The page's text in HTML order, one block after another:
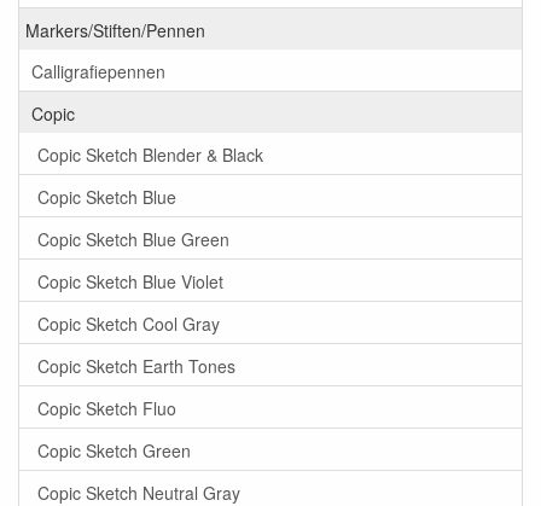
Markers/Stiften/Pennen
Calligrafiepennen
Copic
Copic Sketch Blender & Black
Copic Sketch Blue
Copic Sketch Blue Green
Copic Sketch Blue Violet
Copic Sketch Cool Gray
Copic Sketch Earth Tones
Copic Sketch Fluo
Copic Sketch Green
Copic Sketch Neutral Gray